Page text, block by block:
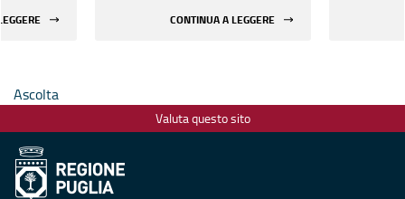
CONTINUA A LEGGERE
Ascolta
Valuta questo sito